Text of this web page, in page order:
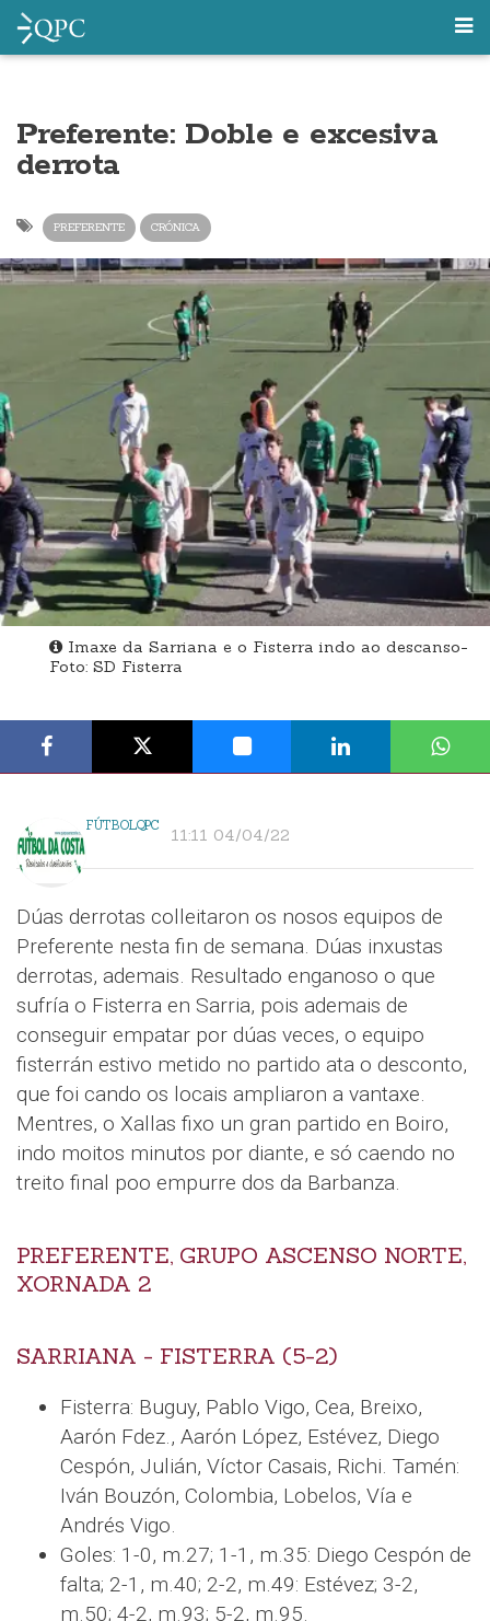
Preferente: Doble e excesiva
derrota
PREFERENTE CRÓNICA
Imaxe da Sarriana e o Fisterra indo ao descanso-
Foto: SD Fisterra
FÚTBOLQPC 11:11 04/04/22
Dúas derrotas colleitaron os nosos equipos de
Preferente nesta fin de semana. Dúas inxustas
derrotas, ademais. Resultado enganoso o que
sufría o Fisterra en Sarria, pois ademais de
conseguir empatar por dúas veces, o equipo
fisterrán estivo metido no partido ata o desconto,
que foi cando os locais ampliaron a vantaxe.
Mentres, o Xallas fixo un gran partido en Boiro,
indo moitos minutos por diante, e só caendo no
treito final poo empurre dos da Barbanza.
PREFERENTE, GRUPO ASCENSO NORTE,
XORNADA 2
SARRIANA - FISTERRA (5-2)
Fisterra: Buguy, Pablo Vigo, Cea, Breixo,
Aarón Fdez., Aarón López, Estévez, Diego
Cespón, Julián, Víctor Casais, Richi. Tamén:
Iván Bouzón, Colombia, Lobelos, Vía e
Andrés Vigo.
Goles: 1-0, m.27; 1-1, m.35: Diego Cespón de
falta; 2-1, m.40; 2-2, m.49: Estévez; 3-2,
m.50; 4-2, m.93; 5-2, m.95.